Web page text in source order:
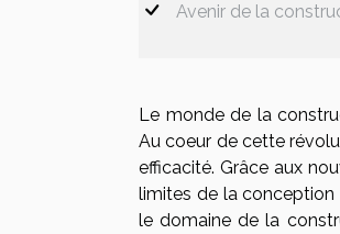
Avenir de la
Le monde de la
Au coeur de cette
efficacité. Grâce aux
limites de la conception
le domaine de la